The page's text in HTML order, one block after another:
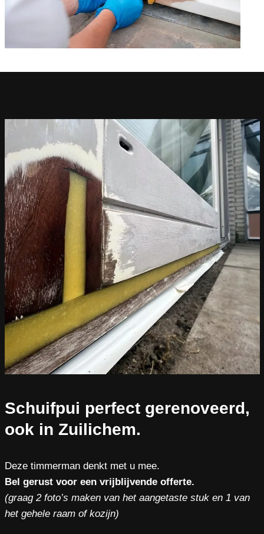
Schuifpui perfect gerenoveerd,
ook in Zuilichem.
Deze timmerman denkt met u mee.
Bel gerust voor een vrijblijvende offerte.
(graag 2 foto’s maken van het aangetaste stuk en 1 van
het gehele raam of kozijn)